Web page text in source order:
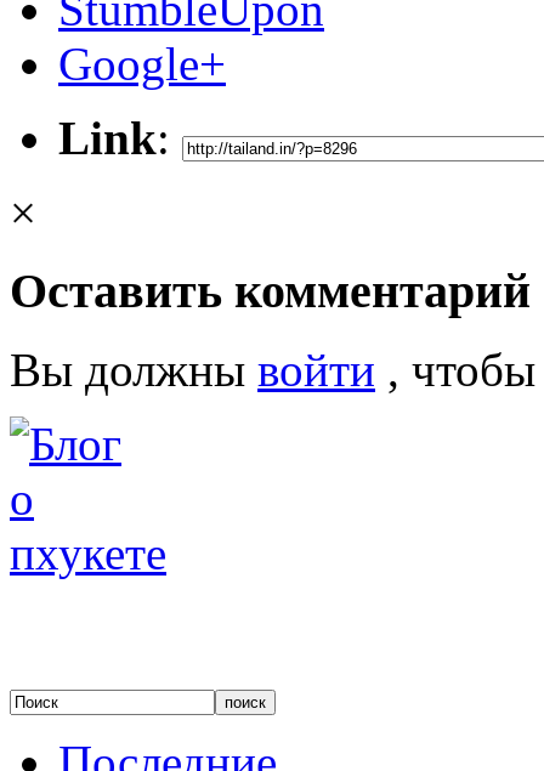
Google+
Link:
×
Оставить комментарий
Вы должны войти ,